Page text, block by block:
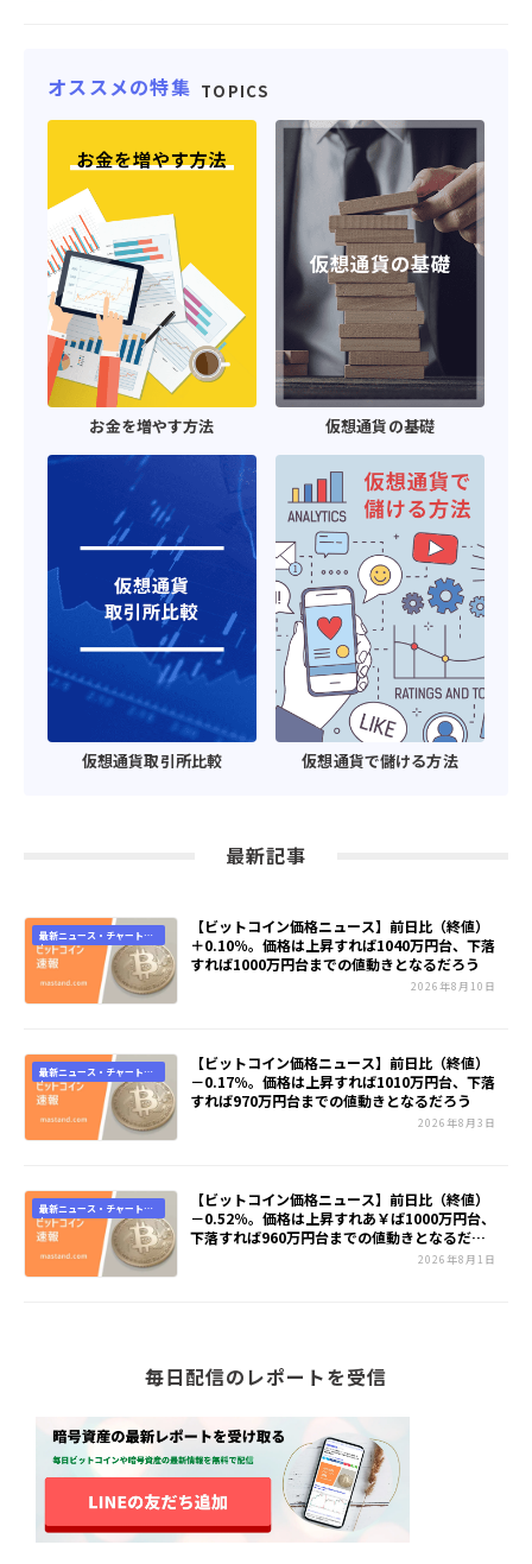
オススメの特集 TOPICS
お金を増やす方法 仮想通貨の基礎
仮想通貨取引所比較 仮想通貨で儲ける方法
最新記事
最新ニュース・チャート速
報
【ビットコイン価格ニュース】前日比（終値）
＋0.10％。価格は上昇すれば1040万円台、下落
すれば1000万円台までの値動きとなるだろう
2026年8月10日
最新ニュース・チャート速
報
【ビットコイン価格ニュース】前日比（終値）
－0.17％。価格は上昇すれば1010万円台、下落
すれば970万円台までの値動きとなるだろう
2026年8月3日
最新ニュース・チャート速
報
【ビットコイン価格ニュース】前日比（終値）
－0.52％。価格は上昇すれあ￥ば1000万円台、
下落すれば960万円台までの値動きとなるだろ
2026年8月1日
毎日配信のレポートを受信